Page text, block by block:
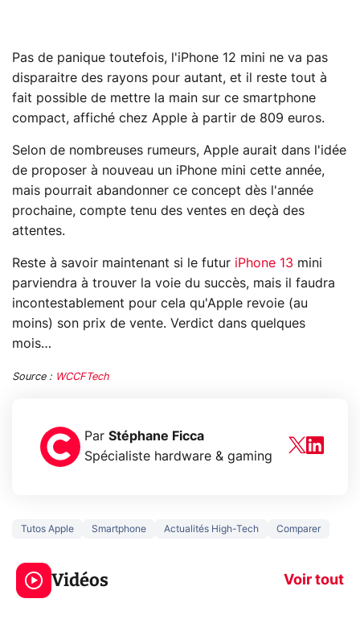
Pas de panique toutefois, l'iPhone 12 mini ne va pas
disparaitre des rayons pour autant, et il reste tout à
fait possible de mettre la main sur ce smartphone
compact, affiché chez Apple à partir de 809 euros.
Selon de nombreuses rumeurs, Apple aurait dans l'idée
de proposer à nouveau un iPhone mini cette année,
mais pourrait abandonner ce concept dès l'année
prochaine, compte tenu des ventes en deçà des
attentes.
Reste à savoir maintenant si le futur iPhone 13 mini
parviendra à trouver la voie du succès, mais il faudra
incontestablement pour cela qu'Apple revoie (au
moins) son prix de vente. Verdict dans quelques
mois…
Source : WCCFTech
Par Stéphane Ficca
Spécialiste hardware & gaming
Tutos Apple Smartphone Actualités High-Tech Comparer
Vidéos Voir tout
5 générations de
jeux dans la
prochaine Xbox !
Ce que vous
navigation